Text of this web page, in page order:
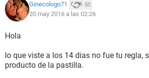
Ginecologo71 50
20 may 2016 a las 02:26
Hola
lo que viste a los 14 dias no fue tu regla,
producto de la pastilla.